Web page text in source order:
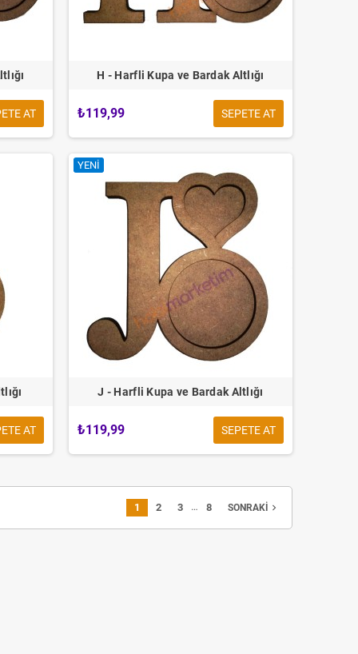
AT
H - Harfli Kupa ve Bardak Altlığı
₺119,99 SEPETE AT
AT
YENI
J - Harfli Kupa ve Bardak Altlığı
₺119,99 SEPETE AT
1 2 3 … 8 SONRAKI navigate_next